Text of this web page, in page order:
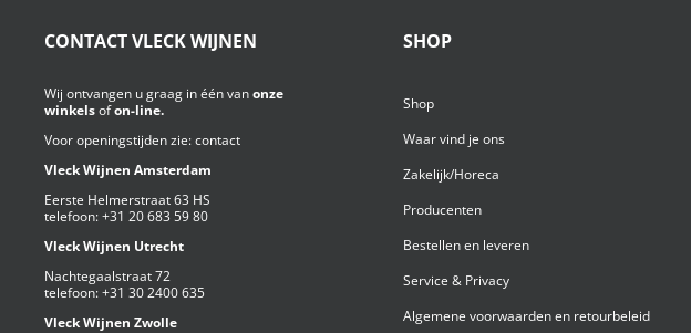
CONTACT VLECK WIJNEN
Wij ontvangen u graag in één vanonze
winkelsofon-line.
Voor openingstijden zie:contact
Vleck Wijnen Amsterdam
Eerste Helmerstraat 63 HS
telefoon:+31 20 683 59 80
Vleck Wijnen Utrecht
Nachtegaalstraat 72
telefoon:+31 30 2400 635
Vleck Wijnen Zwolle
SHOP
Shop
Waar vind je ons
Zakelijk/Horeca
Producenten
Bestellen en leveren
Service & Privacy
Algemene voorwaarden en retourbeleid